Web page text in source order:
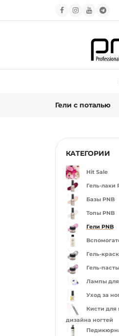
Гели с поталью
КАТЕГОРИИ
Hit Sale
Гель-лаки
Базы PNB
Топы PNB
Гели PNB
Гель-
Гель-
Лампы для
Уход за
Кисти для
дизайна ногтей